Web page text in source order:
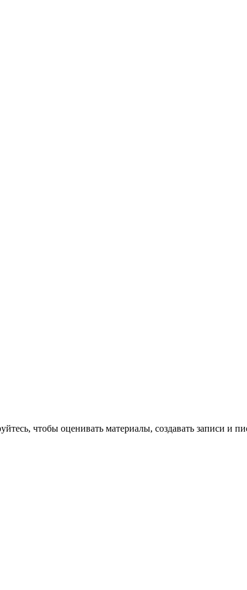
чтобы оценивать материалы, создавать записи и